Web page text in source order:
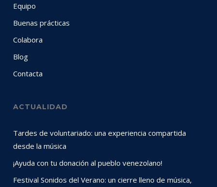
Equipo
Buenas prácticas
Colabora
Blog
Contacta
ACTUALIDAD
Tardes de voluntariado: una experiencia compartida
desde la música
¡Ayuda con tu donación al pueblo venezolano!
Festival Sonidos del Verano: un cierre lleno de música,